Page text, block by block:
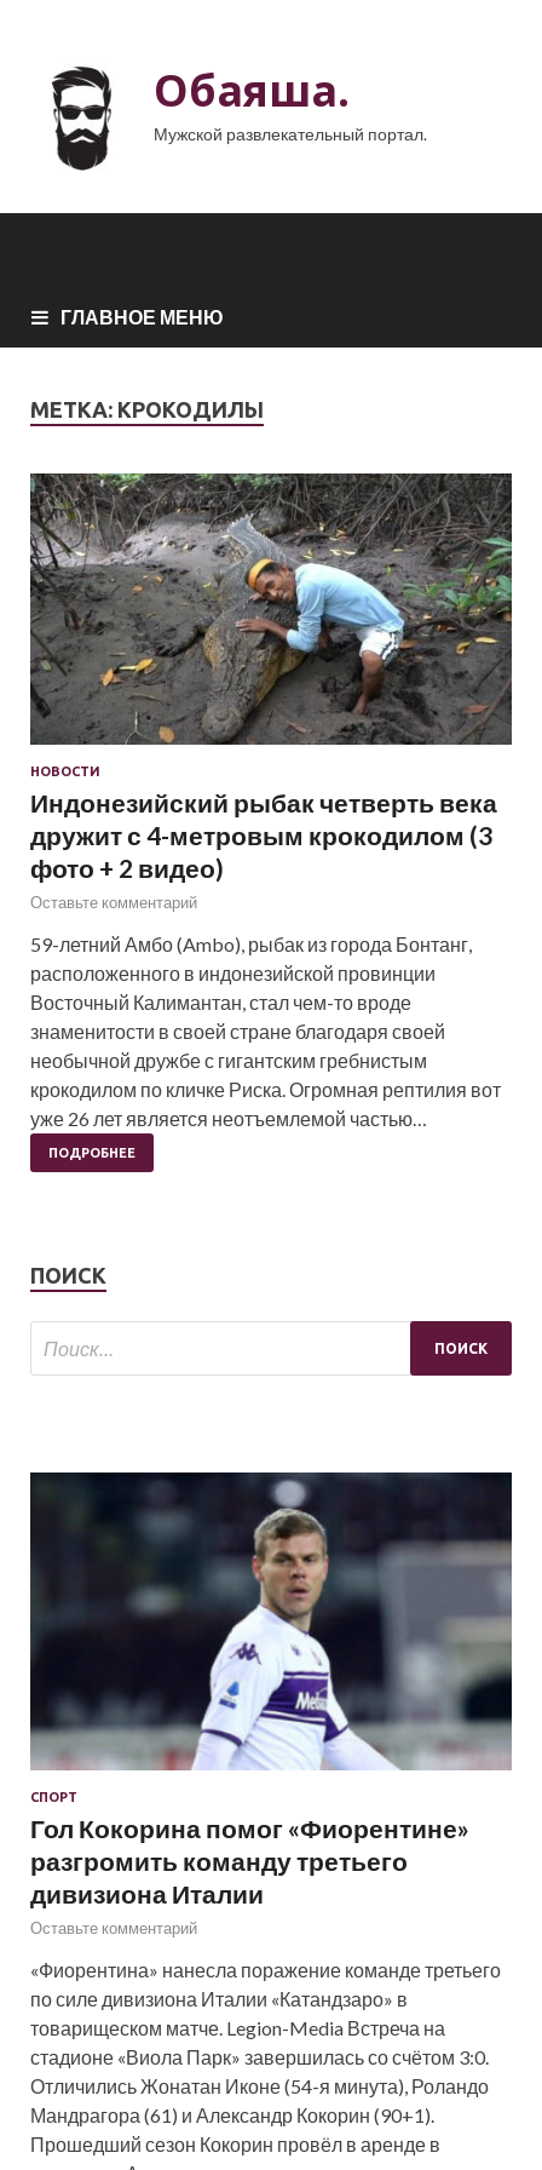
Обаяша.
Мужской развлекательный портал.
ГЛАВНОЕ МЕНЮ
МЕТКА: КРОКОДИЛЫ
НОВОСТИ
Индонезийский рыбак четверть века
дружит с 4-метровым крокодилом (3
фото + 2 видео)
Оставьте комментарий
59-летний Амбо (Ambo), рыбак из города Бонтанг,
расположенного в индонезийской провинции
Восточный Калимантан, стал чем-то вроде
знаменитости в своей стране благодаря своей
необычной дружбе с гигантским гребнистым
крокодилом по кличке Риска. Огромная рептилия вот
уже 26 лет является неотъемлемой частью…
ПОДРОБНЕЕ
ПОИСК
СПОРТ
Гол Кокорина помог «Фиорентине»
разгромить команду третьего
дивизиона Италии
Оставьте комментарий
«Фиорентина» нанесла поражение команде третьего
по силе дивизиона Италии «Катандзаро» в
товарищеском матче. Legion-Media Встреча на
стадионе «Виола Парк» завершилась со счётом 3:0.
Отличились Жонатан Иконе (54-я минута), Роландо
Мандрагора (61) и Александр Кокорин (90+1).
Прошедший сезон Кокорин провёл в аренде в